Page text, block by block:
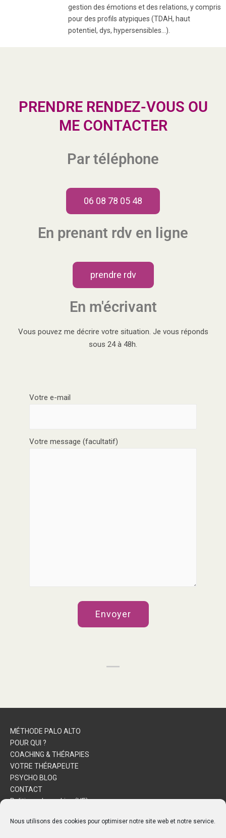
Nous utilisons des cookies pour optimiser notre site web et notre service.
gestion des émotions et des relations, y compris
pour des profils atypiques (TDAH, haut
potentiel, dys, hypersensibles…).
PRENDRE RENDEZ-VOUS OU
ME CONTACTER
Par téléphone
06 08 78 05 48
En prenant rdv en ligne
prendre rdv
En m'écrivant
Vous pouvez me décrire votre situation. Je vous réponds
sous 24 à 48h.
Votre e-mail
Votre message (facultatif)
MÉTHODE PALO ALTO
POUR QUI ?
COACHING & THÉRAPIES
VOTRE THÉRAPEUTE
PSYCHO BLOG
CONTACT
Politique de cookies (UE)